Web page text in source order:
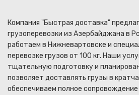
Компания "Быстрая доставка"
грузоперевозки из Азербайджана в
работаем в Нижневартовске и
перевозке грузов от 100 кг. Наши
тщательную подготовку и
позволяет доставлять грузы в
обеспечиваем полное сопровождение